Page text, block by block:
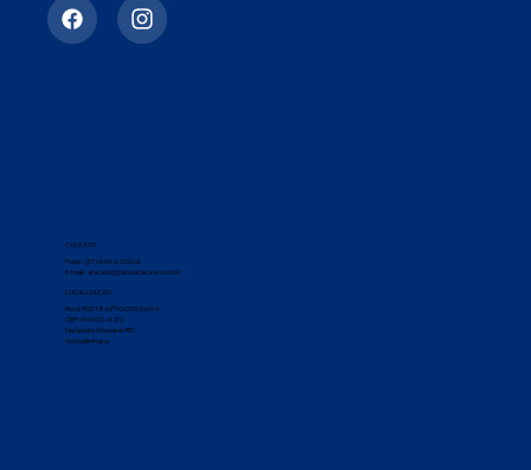
CONTATO
Fone - (51) 3462-0002
E-mail - atacado@atacadaors.com.br
LOCALIZAÇÃO
Rod. RS118 | nº10.000 Km14
CEP: 94100-420
Neópolis-Gravataí/RS
Google maps